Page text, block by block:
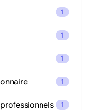
1
1
1
1
1